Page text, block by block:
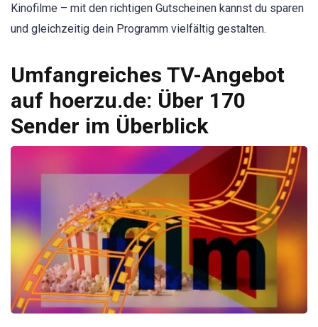
Kinofilme – mit den richtigen Gutscheinen kannst du sparen
und gleichzeitig dein Programm vielfältig gestalten.
Umfangreiches TV-Angebot
auf hoerzu.de: Über 170
Sender im Überblick